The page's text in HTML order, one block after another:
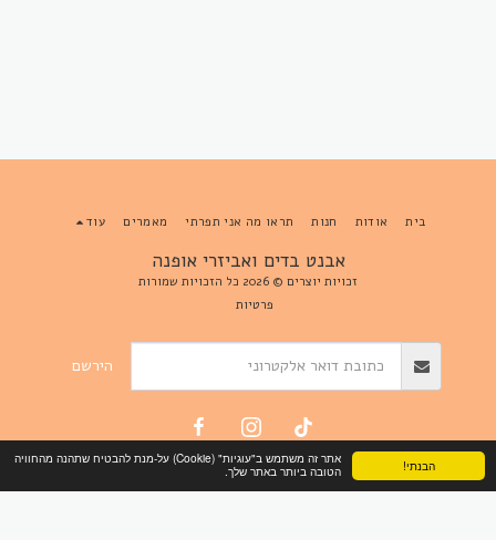
הבנתי!
אתר זה משתמש ב"עוגיות" (Cookie) על-מנת להבטיח שתהנה מהחוויה
הטובה ביותר באתר שלך.
אבנט בדים ואביזרי אופנה
זכויות יוצרים © 2026 כל הזכויות שמורות
פרטיות
בית אודות חנות תראו מה אני תפרתי מאמרים עוד
הירשם